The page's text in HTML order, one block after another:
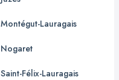
Montégut-Lauragais
Nogaret
Saint-Félix-Lauragais